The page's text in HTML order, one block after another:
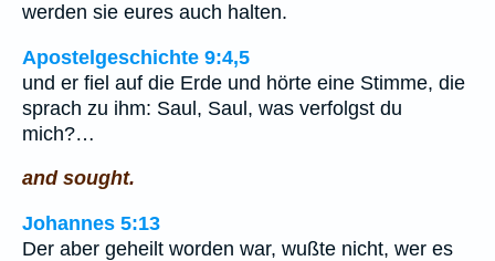
werden sie eures auch halten.
Apostelgeschichte 9:4,5
und er fiel auf die Erde und hörte eine Stimme, die
sprach zu ihm: Saul, Saul, was verfolgst du
mich?…
and sought.
Johannes 5:13
Der aber geheilt worden war, wußte nicht, wer es